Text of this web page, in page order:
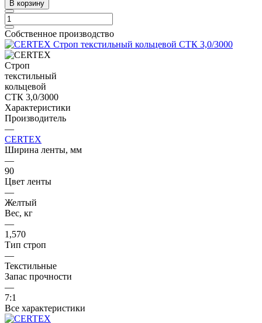
В корзину
Собственное производство
Характеристики
Производитель
—
CERTEX
Ширина ленты, мм
—
90
Цвет ленты
—
Желтый
Вес, кг
—
1,570
Тип строп
—
Текстильные
Запас прочности
—
7:1
Все характеристики